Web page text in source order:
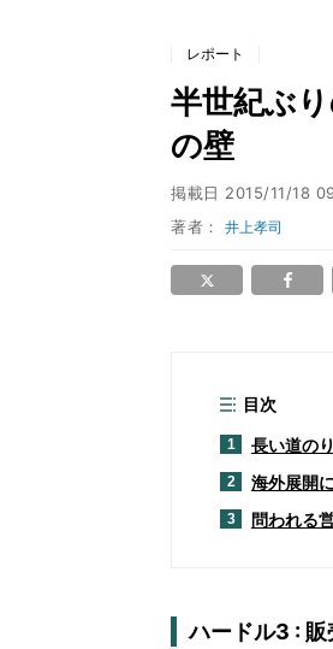
レポート
半世紀ぶ
の壁
掲載日 2015/11/18
著者：井上孝司
目次
1 長い道の
2 海外展開
3 問われる
ハードル3 : 販